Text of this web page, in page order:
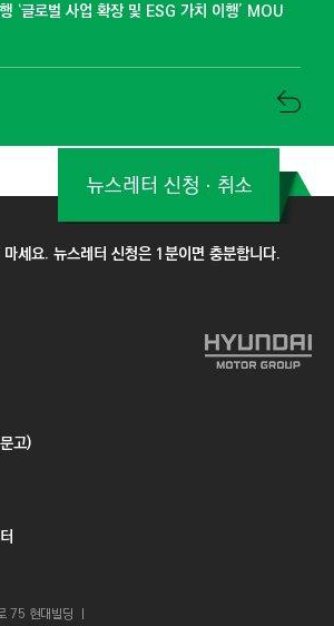
‘글로벌 사업 확장 및 ESG 가치 이행’ MOU
세요. 뉴스레터 신청은 1분이면 충분합니다.
뉴스레터 신청ㆍ취소
고)
75 현대빌딩 ㅣ